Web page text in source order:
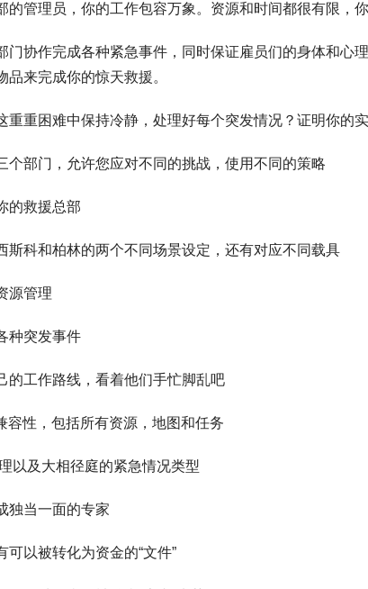
的管理员，你的工作包容万象。资源和时间都很有限，
门协作完成各种紧急事件，同时保证雇员们的身体和心
品来完成你的惊天救援。
重重困难中保持冷静，处理好每个突发情况？证明你的
个部门，允许您应对不同的挑战，使用不同的策略
的救援总部
斯科和柏林的两个不同场景设定，还有对应不同载具
源管理
种突发事件
的工作路线，看着他们手忙脚乱吧
容性，包括所有资源，地图和任务
以及大相径庭的紧急情况类型
独当一面的专家
可以被转化为资金的“文件”